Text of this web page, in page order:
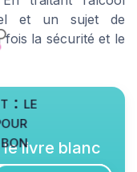
et un sujet de
fois la sécurité et le
: le
livre blanc